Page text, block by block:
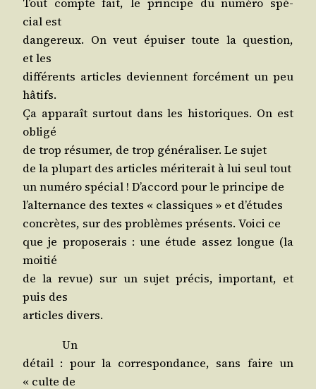
cial est
dan­ge­reux. On veut épui­ser toute la ques­tion,
et les
dif­fé­rents articles deviennent for­cé­ment un peu
hâtifs.
Ça appa­raît sur­tout dans les his­to­riques. On est
obligé
de trop résu­mer, de trop géné­ra­li­ser. Le sujet
de la plu­part des articles méri­te­rait à lui seul tout
un numé­ro spé­cial ! D’ac­cord pour le prin­cipe de
l’al­ter­nance des textes « clas­siques » et d’études
concrètes, sur des pro­blèmes pré­sents. Voi­ci ce
que je pro­po­se­rais : une étude assez longue (la
moitié
de la revue) sur un sujet pré­cis, impor­tant, et
puis des
articles divers.
Un
détail : pour la cor­res­pon­dance, sans faire un
« culte de